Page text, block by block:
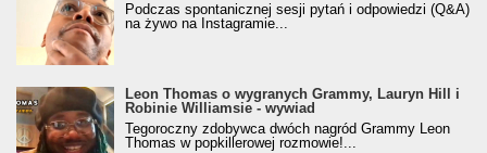
Podczas spontanicznej sesji pytań i odpowiedzi (Q&A)
na żywo na Instagramie...
Leon Thomas o wygranych Grammy, Lauryn Hill i
Robinie Williamsie - wywiad
Tegoroczny zdobywca dwóch nagród Grammy Leon
Thomas w popkillerowej rozmowie!...